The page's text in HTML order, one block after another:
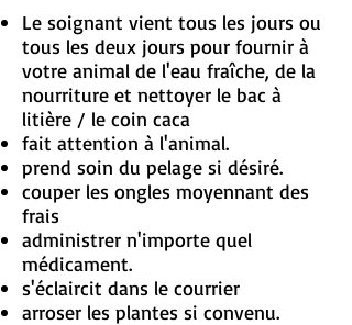
Le soignant vient tous les jours ou
tous les deux jours pour fournir à
votre animal de l'eau fraîche, de la
nourriture et nettoyer le bac à
litière / le coin caca
fait attention à l'animal.
prend soin du pelage si désiré.
couper les ongles moyennant des
frais
administrer n'importe quel
médicament.
s'éclaircit dans le courrier
arroser les plantes si convenu.